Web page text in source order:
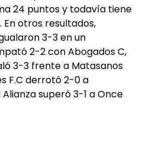
24 puntos y todavía tiene
otros resultados,
3-3 en un
2-2 con Abogados C,
3-3 frente a Matasanos
F.C derrotó 2-0 a
superó 3-1 a Once